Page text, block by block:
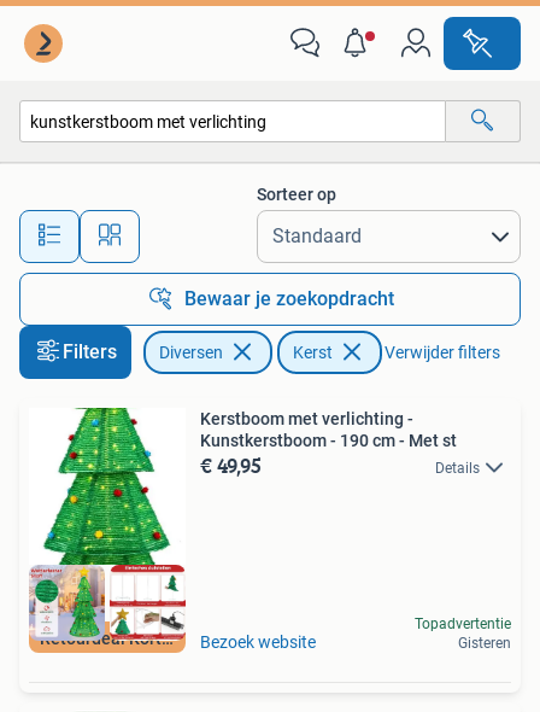
Alle afstanden…
Sorteer op
Bewaar je zoekopdracht
Filters Diversen Kerst Verwijder filters
Retourdeal Korting
Kerstboom met verlichting -
Kunstkerstboom - 190 cm - Met st
€ 49,95 Details
Bezoek website
Topadvertentie
Gisteren